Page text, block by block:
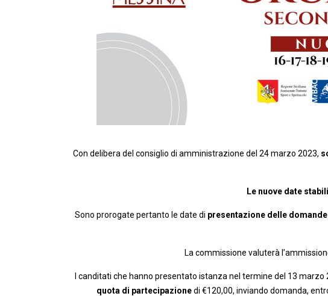
Con delibera del consiglio di amministrazione del 24 marzo 2023,
Le nuove date
Sono prorogate pertanto le date di presentazione delle domande
La commissione valuterà
I canditati che hanno presentato istanza nel termine del 13
quota di partecipazionedi €120,00, inviando domanda,